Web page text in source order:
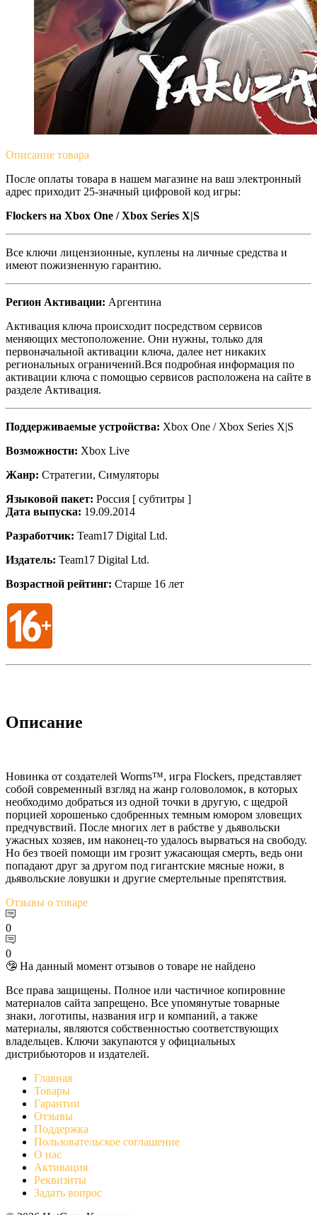
Описание товара
После оплаты товара в нашем магазине на ваш электронный
адрес приходит 25-значный цифровой код игры:
Flockers на Xbox One / Xbox Series X|S
Все ключи лицензионные, куплены на личные средства и
имеют пожизненную гарантию.
Регион Активации: Аргентина
Активация ключа происходит посредством сервисов
меняющих местоположение. Они нужны, только для
первоначальной активации ключа, далее нет никаких
региональных ограничений.Вся подробная информация по
активации ключа с помощью сервисов расположена на сайте в
разделе Активация.
Поддерживаемые устройства: Xbox One / Xbox Series X|S
Возможности: Xbox Live
Жанр: Стратегии, Симуляторы
Языковой пакет: Россия [ субтитры ]
Дата выпуска: 19.09.2014
Разработчик: Team17 Digital Ltd.
Издатель: Team17 Digital Ltd.
Возрастной рейтинг: Старше 16 лет
Описание
Новинка от создателей Worms™, игра Flockers, представляет
собой современный взгляд на жанр головоломок, в которых
необходимо добраться из одной точки в другую, с щедрой
порцией хорошенько сдобренных темным юмором зловещих
предчувствий. После многих лет в рабстве у дьявольски
ужасных хозяев, им наконец-то удалось вырваться на свободу.
Но без твоей помощи им грозит ужасающая смерть, ведь они
попадают друг за другом под гигантские мясные ножи, в
дьявольские ловушки и другие смертельные препятствия.
Отзывы о товаре
0
0
🤥 На данный момент отзывов о товаре не найдено
Все права защищены. Полное или частичное копировние
материалов сайта запрещено. Все упомянутые товарные
знаки, логотипы, названия игр и компаний, а также
материалы, являются собственностью соответствующих
владельцев. Ключи закупаются у официальных
дистрибьюторов и издателей.
Главная
Товары
Гарантии
Отзывы
Поддержка
Пользовательское соглашение
О нас
Активация
Реквизиты
Задать вопрос